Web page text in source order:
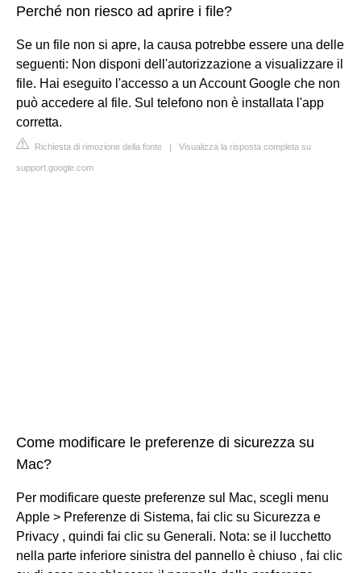
Perché non riesco ad aprire i file?
Se un file non si apre, la causa potrebbe essere una delle
seguenti: Non disponi dell'autorizzazione a visualizzare il
file. Hai eseguito l'accesso a un Account Google che non
può accedere al file. Sul telefono non è installata l'app
corretta.
Richiesta di rimozione della fonte | Visualizza la risposta completa su
support.google.com
Come modificare le preferenze di sicurezza su
Mac?
Per modificare queste preferenze sul Mac, scegli menu
Apple > Preferenze di Sistema, fai clic su Sicurezza e
Privacy , quindi fai clic su Generali. Nota: se il lucchetto
nella parte inferiore sinistra del pannello è chiuso , fai clic